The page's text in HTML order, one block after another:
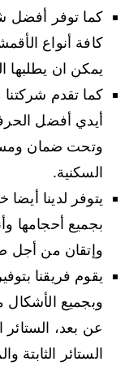
كما توفر أفضل
كافة أنواع
يمكن ان يطلبها
كما تقدم
أيدي أفضل
وتحت ضمان
السكنية.
يتوفر لدينا
بجميع أحجامها
وإتقان من أجل
يقوم فريقنا
وبجميع الأشكال
عن بعد، الستائر
الستائر الثابتة